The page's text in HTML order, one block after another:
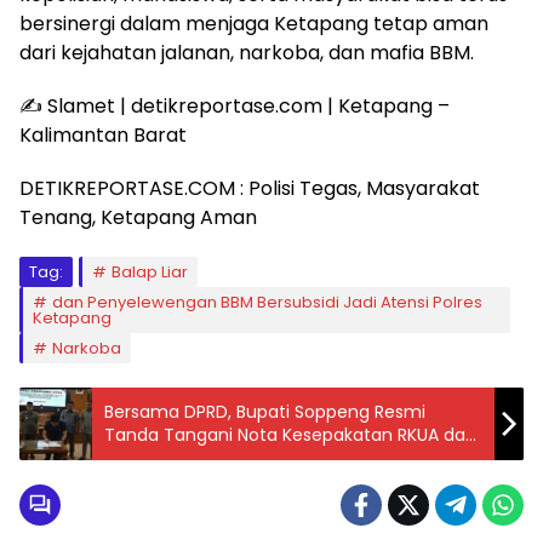
bersinergi dalam menjaga Ketapang tetap aman
dari kejahatan jalanan, narkoba, dan mafia BBM.
✍️ Slamet | detikreportase.com | Ketapang –
Kalimantan Barat
DETIKREPORTASE.COM : Polisi Tegas, Masyarakat
Tenang, Ketapang Aman
Tag:
Balap Liar
dan Penyelewengan BBM Bersubsidi Jadi Atensi Polres
Ketapang
Narkoba
Bersama DPRD, Bupati Soppeng Resmi
Tanda Tangani Nota Kesepakatan RKUA dan
PPAS Tahun Anggaran 2026